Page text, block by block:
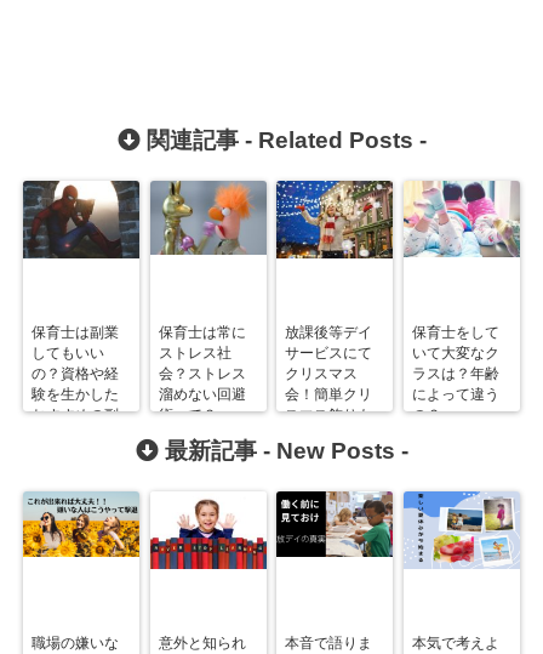
関連記事 - Related Posts -
保育士は副業
してもいい
の？資格や経
験を生かした
おすすめの副
保育士は常に
ストレス社
会？ストレス
溜めない回避
術って？
放課後等デイ
サービスにて
クリスマス
会！簡単クリ
スマス飾りも
保育士をして
いて大変なク
ラスは？年齢
によって違う
の？
最新記事 - New Posts -
職場の嫌いな
意外と知られ
本音で語りま
本気で考えよ